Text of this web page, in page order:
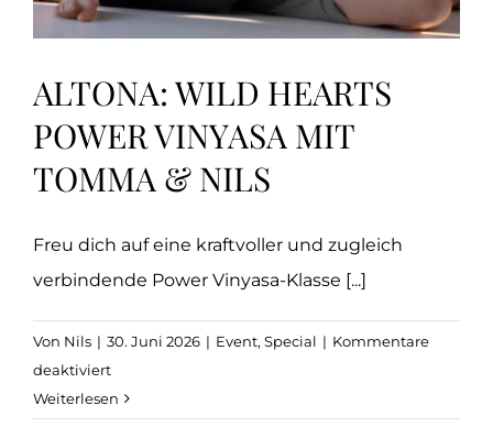
ALTONA: WILD HEARTS
POWER VINYASA MIT
TOMMA & NILS
Freu dich auf eine kraftvoller und zugleich
verbindende Power Vinyasa-Klasse [...]
Von Nils | 30. Juni 2026 | Event, Special | Kommentare
deaktiviertfür
Altona:
Weiterlesen